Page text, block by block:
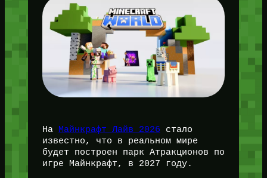
На Майнкрафт Лайв 2026 стало
известно, что в реальном мире
будет построен парк Атракционов по
игре Майнкрафт, в 2027 году.